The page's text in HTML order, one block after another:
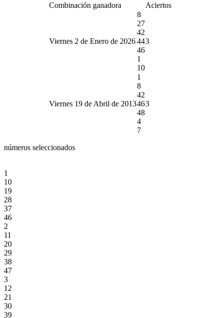
Combinación ganadora Aciertos
Viernes 2 de Enero de 2026
8
27
42
44
46
1
10
3
Viernes 19 de Abril de 2013
1
8
42
46
48
4
7
3
números seleccionados
1
10
19
28
37
46
2
11
20
29
38
47
3
12
21
30
39